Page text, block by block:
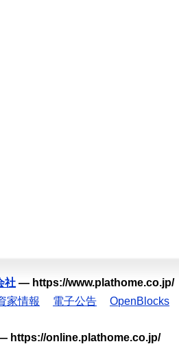
社 — https://www.plathome.co.jp/
家情報 電子公告 OpenBlocks
https://online.plathome.co.jp/